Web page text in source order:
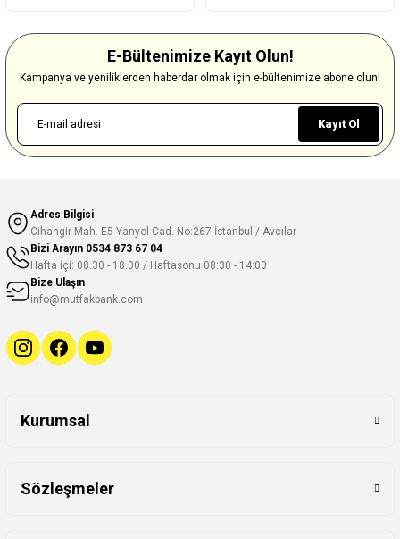
E-Bültenimize Kayıt Olun!
Kampanya ve yeniliklerden haberdar olmak için e-bültenimize abone olun!
Kayıt Ol
Adres Bilgisi
Cihangir Mah. E5-Yanyol Cad. No:267 İstanbul / Avcılar
Bizi Arayın 0534 873 67 04
Hafta içi: 08.30 - 18.00 / Haftasonu 08:30 - 14:00
Bize Ulaşın
info@mutfakbank.com
Kurumsal
Sözleşmeler